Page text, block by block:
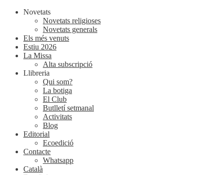
Novetats
Novetats religioses
Novetats generals
Els més venuts
Estiu 2026
La Missa
Alta subscripció
Llibreria
Qui som?
La botiga
El Club
Butlletí setmanal
Activitats
Blog
Editorial
Ecoedició
Contacte
Whatsapp
Català